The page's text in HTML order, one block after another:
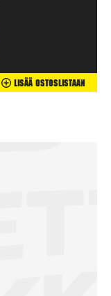
Lisää Ostoslistaan